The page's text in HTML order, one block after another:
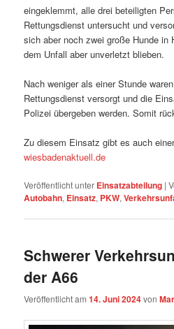
eingeklemmt, alle drei beteiligten
Rettungsdienst untersucht und
sich aber noch zwei große Hunde in
dem Unfall aber unverletzt blieben.
Nach weniger als einer Stunde
Rettungsdienst versorgt und die
Polizei übergeben werden. Somit
Zu diesem Einsatz gibt es auch
wiesbadenaktuell.de
Veröffentlicht unter Einsatzabteilung |
Autobahn, Einsatz, PKW,
Schwerer
der A66
Veröffentlicht am14. Juni 2024von